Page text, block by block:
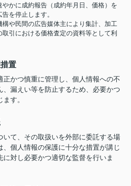
かに成約報告（成約年月日、価格）を
を停止します。
や民間の広告媒体主により集計、加工
引における価格査定の資料等として利
置
正かつ慎重に管理し、個人情報への不
、漏えい等を防止するため、必要かつ
す。
いて、その取扱いを外部に委託する場
個人情報の保護に十分な措置が講じ
対し必要かつ適切な監督を行いま